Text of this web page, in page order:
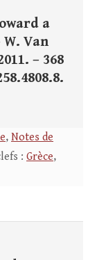
a
Van
– 368
, Notes de
: Grèce,